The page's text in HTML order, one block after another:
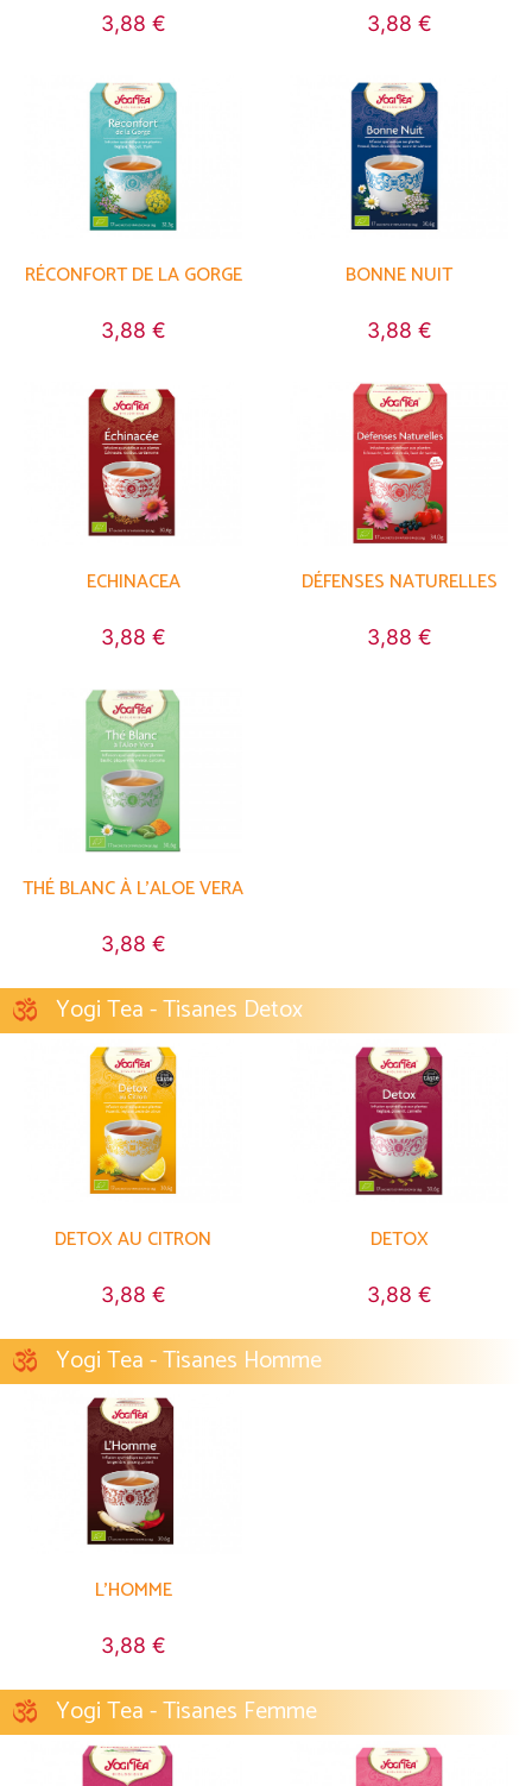
3,88 € 3,88 €
RÉCONFORT DE LA GORGE
3,88 €
BONNE NUIT
3,88 €
ECHINACEA
3,88 €
DÉFENSES NATURELLES
3,88 €
THÉ BLANC À L'ALOE VERA
3,88 €
Yogi Tea - Tisanes Detox
DETOX AU CITRON
3,88 €
DETOX
3,88 €
Yogi Tea - Tisanes Homme
L'HOMME
3,88 €
Yogi Tea - Tisanes Femme